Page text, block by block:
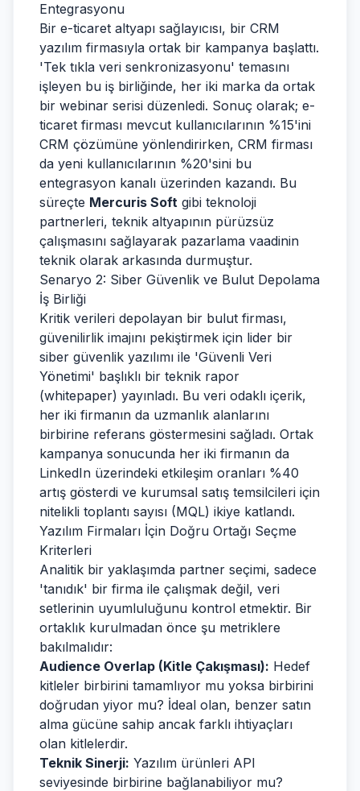
Entegrasyonu
Bir e-ticaret altyapı sağlayıcısı, bir CRM
yazılım firmasıyla ortak bir kampanya başlattı.
'Tek tıkla veri senkronizasyonu' temasını
işleyen bu iş birliğinde, her iki marka da ortak
bir webinar serisi düzenledi. Sonuç olarak; e-
ticaret firması mevcut kullanıcılarının %15'ini
CRM çözümüne yönlendirirken, CRM firması
da yeni kullanıcılarının %20'sini bu
entegrasyon kanalı üzerinden kazandı. Bu
süreçte Mercuris Soft gibi teknoloji
partnerleri, teknik altyapının pürüzsüz
çalışmasını sağlayarak pazarlama vaadinin
teknik olarak arkasında durmuştur.
Senaryo 2: Siber Güvenlik ve Bulut Depolama
İş Birliği
Kritik verileri depolayan bir bulut firması,
güvenilirlik imajını pekiştirmek için lider bir
siber güvenlik yazılımı ile 'Güvenli Veri
Yönetimi' başlıklı bir teknik rapor
(whitepaper) yayınladı. Bu veri odaklı içerik,
her iki firmanın da uzmanlık alanlarını
birbirine referans göstermesini sağladı. Ortak
kampanya sonucunda her iki firmanın da
LinkedIn üzerindeki etkileşim oranları %40
artış gösterdi ve kurumsal satış temsilcileri için
nitelikli toplantı sayısı (MQL) ikiye katlandı.
Yazılım Firmaları İçin Doğru Ortağı Seçme
Kriterleri
Analitik bir yaklaşımda partner seçimi, sadece
'tanıdık' bir firma ile çalışmak değil, veri
setlerinin uyumluluğunu kontrol etmektir. Bir
ortaklık kurulmadan önce şu metriklere
bakılmalıdır:
Audience Overlap (Kitle Çakışması): Hedef
kitleler birbirini tamamlıyor mu yoksa birbirini
doğrudan yiyor mu? İdeal olan, benzer satın
alma gücüne sahip ancak farklı ihtiyaçları
olan kitlelerdir.
Teknik Sinerji: Yazılım ürünleri API
seviyesinde birbirine bağlanabiliyor mu?